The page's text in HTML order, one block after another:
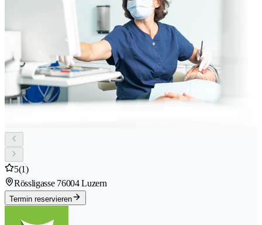
5(1)
Rössligasse 76004 Luzern
Termin reservieren